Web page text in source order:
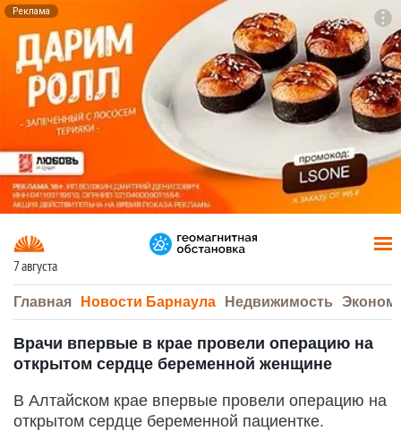
Реклама
7 августа
Главная Новости Барнаула Недвижимость
Врачи впервые в крае провели операцию на
открытом сердце беременной женщине
В Алтайском крае впервые провели операцию на
открытом сердце беременной пациентке.